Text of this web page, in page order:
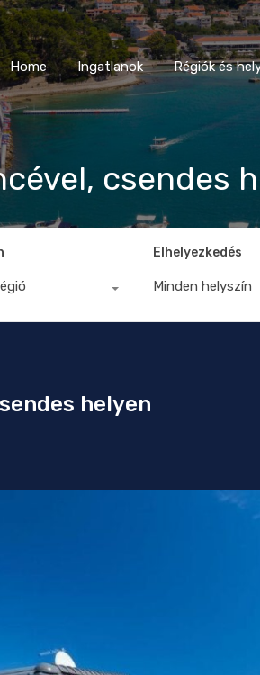
Home Ingatlanok Régiók
Home Ingatlanok Régiók és
csendes
Elhelyezkedés
Minden helyszín
helyen